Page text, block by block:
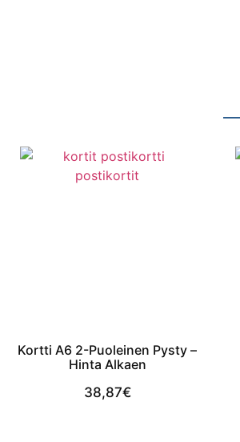
Kortti A6 2-Puoleinen Pysty –
Hinta Alkaen
38,87€